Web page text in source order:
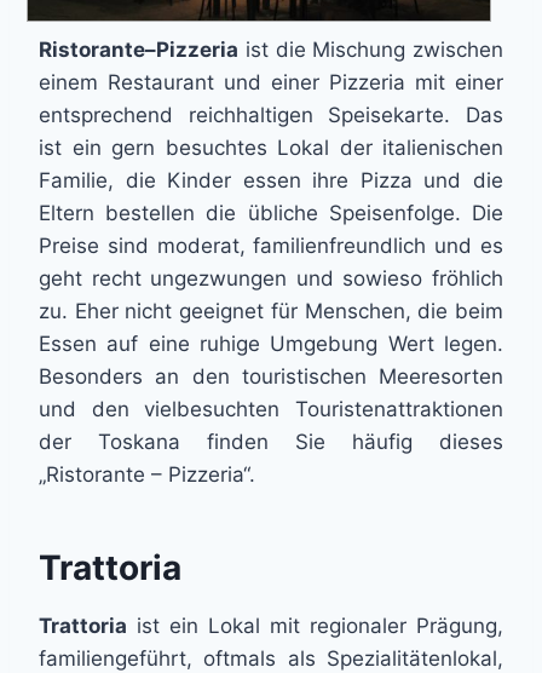
Ristorante–Pizzeria ist die Mischung zwischen
einem Restaurant und einer Pizzeria mit einer
entsprechend reichhaltigen Speisekarte. Das
ist ein gern besuchtes Lokal der italienischen
Familie, die Kinder essen ihre Pizza und die
Eltern bestellen die übliche Speisenfolge. Die
Preise sind moderat, familienfreundlich und es
geht recht ungezwungen und sowieso fröhlich
zu. Eher nicht geeignet für Menschen, die beim
Essen auf eine ruhige Umgebung Wert legen.
Besonders an den touristischen Meeresorten
und den vielbesuchten Touristenattraktionen
der Toskana finden Sie häufig dieses
„Ristorante – Pizzeria“.
Trattoria
Trattoria ist ein Lokal mit regionaler Prägung,
familiengeführt, oftmals als Spezialitätenlokal,